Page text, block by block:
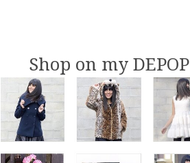
Shop on my DEPOP